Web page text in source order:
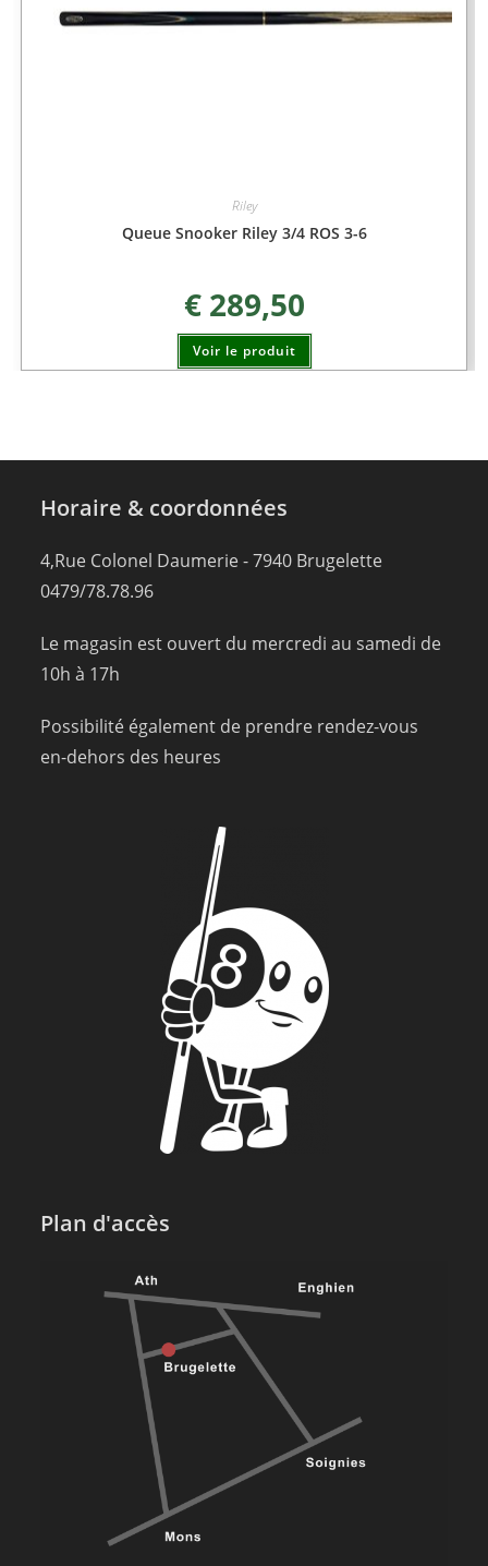
Riley
Queue Snooker Riley 3/4 ROS 3-6
€289,50
Voir le produit
Horaire & coordonnées
4,Rue Colonel Daumerie - 7940 Brugelette
0479/78.78.96
Le magasin est ouvert du mercredi au samedi de
10h à 17h
Possibilité également de prendre rendez-vous
en-dehors des heures
Plan d'accès